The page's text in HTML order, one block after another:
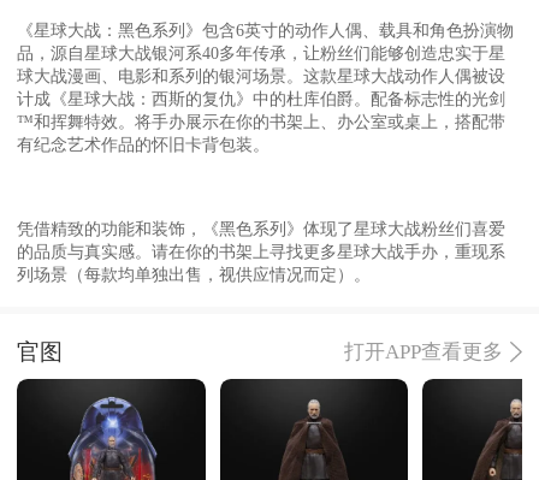
《星球大战：黑色系列》包含6英寸的动作人偶、载具和角色扮演物
品，源自星球大战银河系40多年传承，让粉丝们能够创造忠实于星
球大战漫画、电影和系列的银河场景。这款星球大战动作人偶被设
计成《星球大战：西斯的复仇》中的杜库伯爵。配备标志性的光剑
™和挥舞特效。将手办展示在你的书架上、办公室或桌上，搭配带
有纪念艺术作品的怀旧卡背包装。
凭借精致的功能和装饰，《黑色系列》体现了星球大战粉丝们喜爱
的品质与真实感。请在你的书架上寻找更多星球大战手办，重现系
列场景（每款均单独出售，视供应情况而定）。
官图 打开APP查看更多